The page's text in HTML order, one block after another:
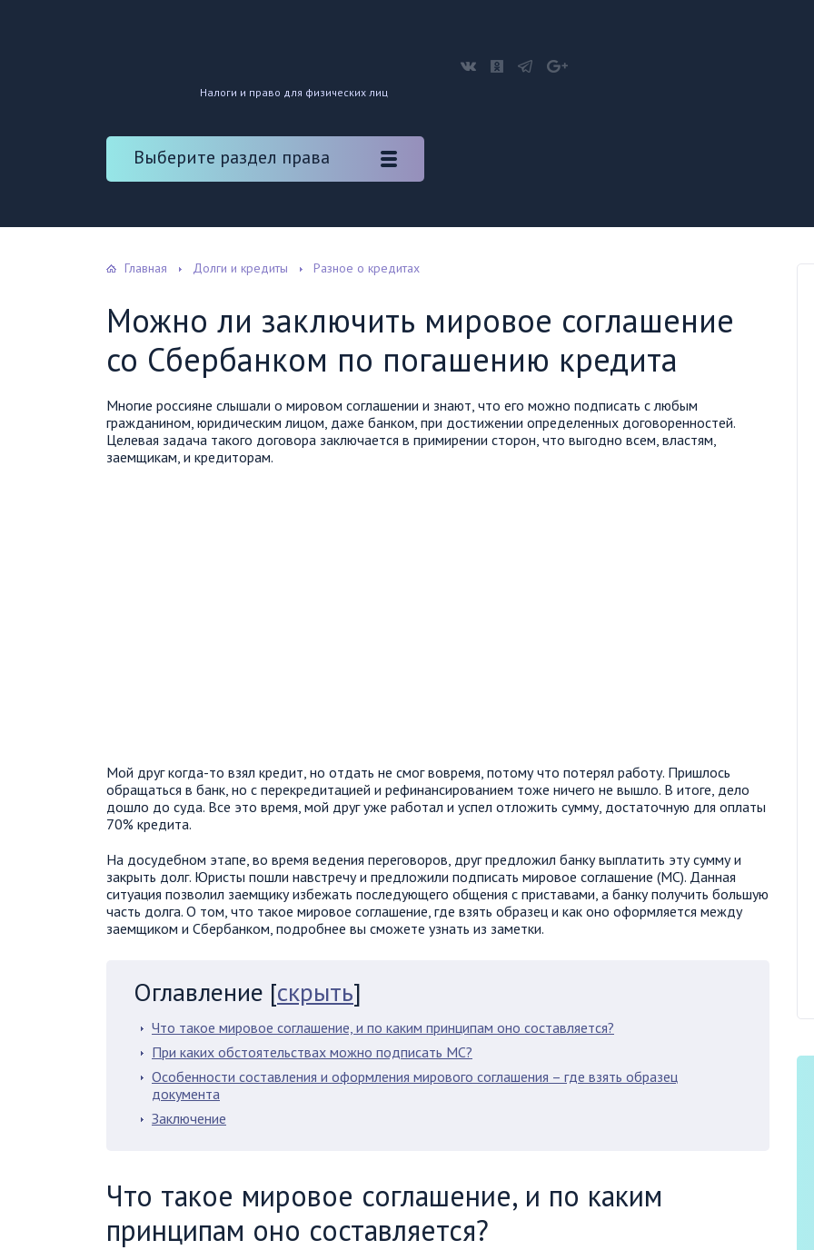
Налоги и право для физических лиц
Выберите раздел права
Главная Долги и кредиты Разное о кредитах
Можно ли заключить мировое соглашение
со Сбербанком по погашению кредита
Многие россияне слышали о мировом соглашении и знают, что его можно подписать с любым
гражданином, юридическим лицом, даже банком, при достижении определенных договоренностей.
Целевая задача такого договора заключается в примирении сторон, что выгодно всем, властям,
заемщикам, и кредиторам.
Мой друг когда-то взял кредит, но отдать не смог вовремя, потому что потерял работу. Пришлось
обращаться в банк, но с перекредитацией и рефинансированием тоже ничего не вышло. В итоге, дело
дошло до суда. Все это время, мой друг уже работал и успел отложить сумму, достаточную для оплаты
70% кредита.
На досудебном этапе, во время ведения переговоров, друг предложил банку выплатить эту сумму и
закрыть долг. Юристы пошли навстречу и предложили подписать мировое соглашение (МС). Данная
ситуация позволил заемщику избежать последующего общения с приставами, а банку получить большую
часть долга. О том, что такое мировое соглашение, где взять образец и как оно оформляется между
заемщиком и Сбербанком, подробнее вы сможете узнать из заметки.
Оглавление [скрыть]
Что такое мировое соглашение, и по каким принципам оно составляется?
При каких обстоятельствах можно подписать МС?
Особенности составления и оформления мирового соглашения – где взять образец
документа
Заключение
Что такое мировое соглашение, и по каким
принципам оно составляется?